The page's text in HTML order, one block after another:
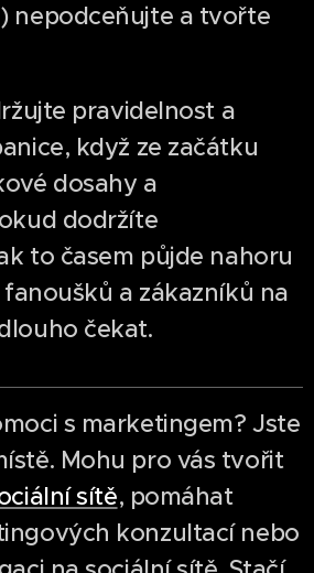
nepodceňujte a tvořte
pravidelnost a
když ze začátku
dosahy a
dodržíte
to časem půjde nahoru
a zákazníků na
čekat.
s marketingem? Jste
Mohu pro vás tvořit
sítě, pomáhat
konzultací nebo